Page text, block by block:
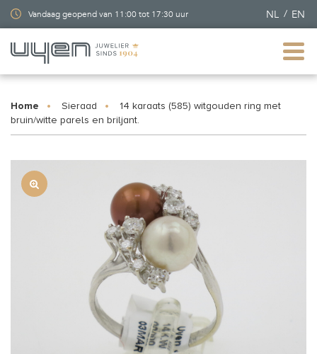
Vandaag geopend van 11:00 tot 17:30 uur NL EN
Home Sieraad
14 karaats (585) witgouden ring met
bruin/witte parels en briljant.